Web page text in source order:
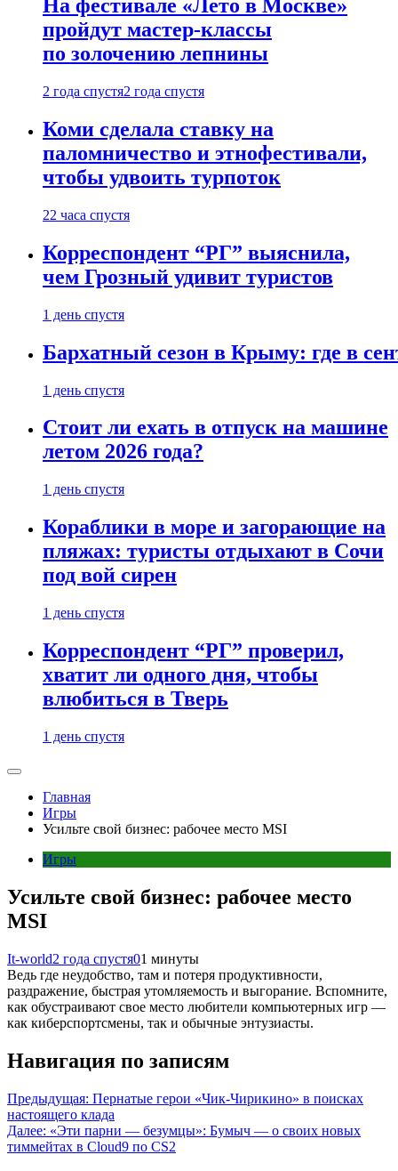
На фестивале «Лето в Москве»
пройдут мастер-классы
по золочению лепнины
2 года спустя2 года спустя
Коми сделала ставку на
паломничество и этнофестивали,
чтобы удвоить турпоток
22 часа спустя
Корреспондент “РГ” выяснила,
чем Грозный удивит туристов
1 день спустя
Бархатный сезон в Крыму: где в
1 день спустя
Стоит ли ехать в отпуск на машине
летом 2026 года?
1 день спустя
Кораблики в море и загорающие на
пляжах: туристы отдыхают в Сочи
под вой сирен
1 день спустя
Корреспондент “РГ” проверил,
хватит ли одного дня, чтобы
влюбиться в Тверь
1 день спустя
Главная
Игры
Усильте свой бизнес: рабочее место MSI
Игры
Усильте свой бизнес: рабочее место
MSI
It-world2 года спустя01 минуты
Ведь где неудобство, там и потеря продуктивности,
раздражение, быстрая утомляемость и выгорание. Вспомните,
как обустраивают свое место любители компьютерных игр —
как киберспортсмены, так и обычные энтузиасты.
Навигация по записям
Предыдущая: Пернатые герои «Чик-Чирикино» в поисках
настоящего клада
Далее: «Эти парни — безумцы»: Бумыч — о своих новых
тиммейтах в Cloud9 по CS2